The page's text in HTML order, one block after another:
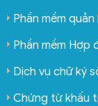
Phần mềm
Phần mềm
Dịch vụ chữ ký
Chứng từ khấu